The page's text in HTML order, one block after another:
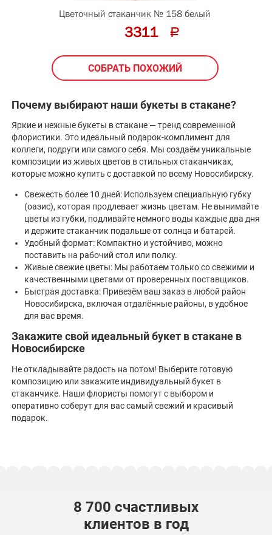
Цветочный стаканчик № 158 белый
3311
СОБРАТЬ ПОХОЖИЙ
Почему выбирают наши букеты в стакане?
Яркие и нежные букеты в стакане — тренд современной
флористики. Это идеальный подарок-комплимент для
коллеги, подруги или самого себя. Мы создаём уникальные
композиции из живых цветов в стильных стаканчиках,
которые можно купить с доставкой по всему Новосибирску.
Свежесть более 10 дней: Используем специальную губку
(оазис), которая продлевает жизнь цветам. Не вынимайте
цветы из губки, подливайте немного воды каждые два дня
и держите стаканчик подальше от солнца и батарей.
Удобный формат: Компактно и устойчиво, можно
поставить на рабочий стол или полку.
Живые свежие цветы: Мы работаем только со свежими и
качественными цветами от проверенных поставщиков.
Быстрая доставка: Привезём ваш заказ в любой район
Новосибирска, включая отдалённые районы, в удобное
для вас время.
Закажите свой идеальный букет в стакане в
Новосибирске
Не откладывайте радость на потом! Выберите готовую
композицию или закажите индивидуальный букет в
стаканчике. Наши флористы помогут с выбором и
оперативно соберут для вас самый свежий и красивый
подарок.
8 700 счастливых
клиентов в год